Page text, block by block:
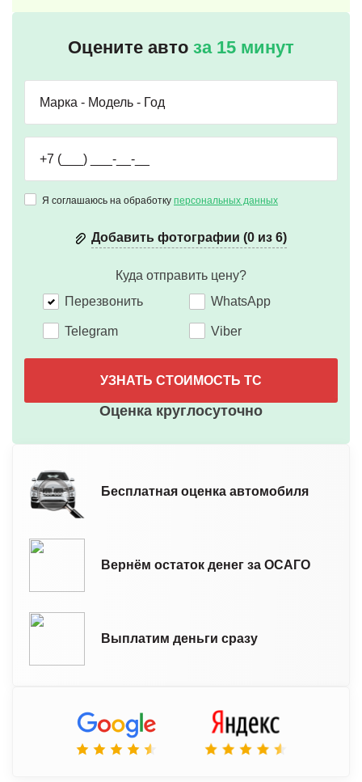
Оцените авто за 15 минут
Я соглашаюсь на обработку персональных данных
Добавить фотографии (0 из 6)
Куда отправить цену?
Перезвонить
WhatsApp
Telegram Viber
УЗНАТЬ СТОИМОСТЬ ТС
Оценка круглосуточно
Бесплатная оценка автомобиля
Вернём остаток денег за ОСАГО
Выплатим деньги сразу